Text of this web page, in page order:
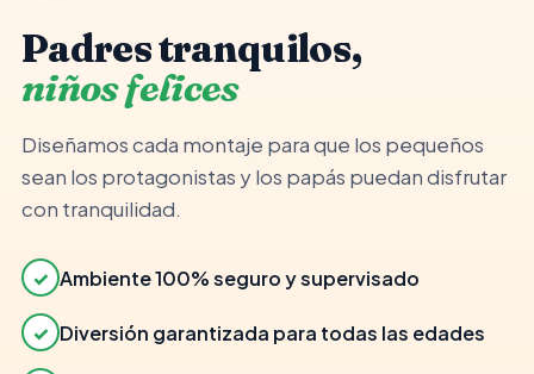
Padres tranquilos,
niños felices
Diseñamos cada montaje para que los pequeños
sean los protagonistas y los papás puedan disfrutar
con tranquilidad.
✓ Ambiente 100% seguro y supervisado
✓ Diversión garantizada para todas las edades